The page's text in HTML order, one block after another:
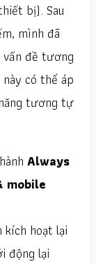
bị). Sau
mình đã
vấn đề tương
có thể áp
tương tự
Always
mobile
kích hoạt lại
động lại